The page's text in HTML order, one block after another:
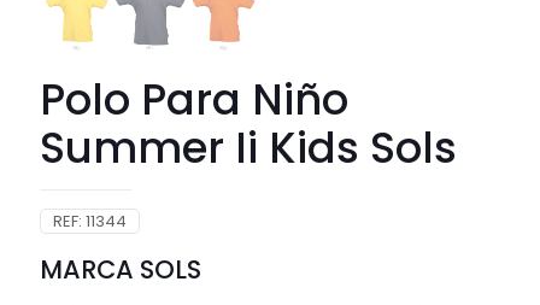
Polo Para Niño
Summer Ii Kids Sols
REF: 11344
MARCA SOLS